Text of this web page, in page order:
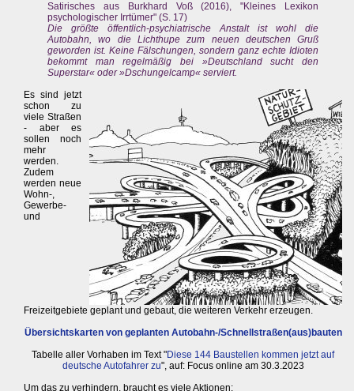
Satirisches aus Burkhard Voß (2016), "Kleines Lexikon
psychologischer Irrtümer" (S. 17)
Die größte öffentlich-psychiatrische Anstalt ist wohl die
Autobahn, wo die Lichthupe zum neuen deutschen Gruß
geworden ist. Keine Fälschungen, sondern ganz echte Idioten
bekommt man regelmäßig bei »Deutschland sucht den
Superstar« oder »Dschungelcamp« serviert.
Es sind jetzt
schon zu
viele Straßen
- aber es
sollen noch
mehr
werden.
Zudem
werden neue
Wohn-,
Gewerbe-
und
Freizeitgebiete geplant und gebaut, die weiteren Verkehr erzeugen.
Übersichtskarten von geplanten Autobahn-/Schnellstraßen(aus)bauten
Tabelle aller Vorhaben im Text "Diese 144 Baustellen kommen jetzt auf
deutsche Autofahrer zu", auf: Focus online am 30.3.2023
Um das zu verhindern, braucht es viele Aktionen: